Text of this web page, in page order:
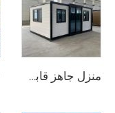
منزل جاهز قابل للتجميع السريع بطول 20 قدمًا | حلّ معيشي محمول مكوّن من 3 غرف نوم